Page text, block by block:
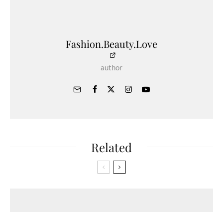
Fashion.Beauty.Love
author
Related